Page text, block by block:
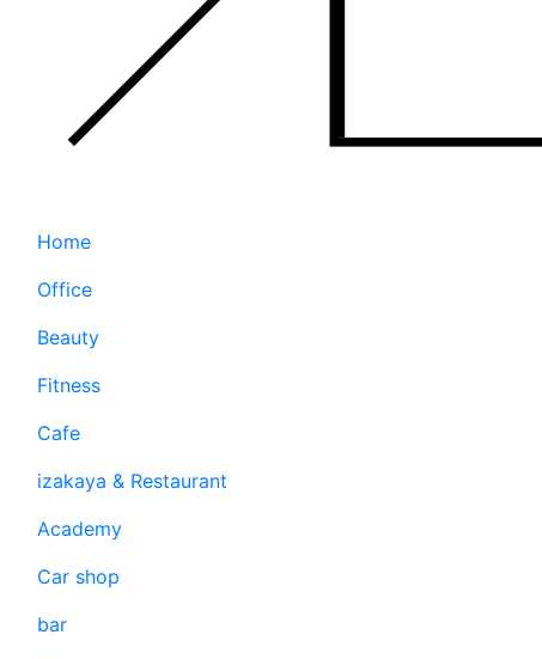
Home
Office
Beauty
Fitness
Cafe
izakaya & Restaurant
Academy
Car shop
bar